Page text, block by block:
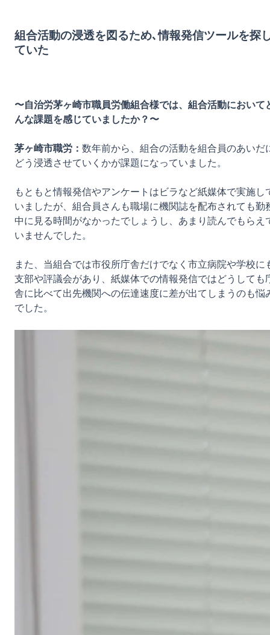
組合活動の浸透を図るため､情報発信ツールを探
ていた
〜自治労茅ヶ崎市職員労働組合様では、組合活動において
んな課題を感じていましたか？〜
茅ヶ崎市職労： 数年前から、組合の活動を組合員のあいだ
どう浸透させていくかが課題になっていました。
もともと情報発信やアンケートはビラなど紙媒体で実施し
いましたが、組合員さんも職場に機関誌を配布されても勤
中に見る時間がなかったでしょうし、あまり読んでもらえ
いませんでした。
また、当組合では市役所庁舎だけでなく市立病院や学校に
支部や評議会があり、紙媒体での情報発信ではどうしても
舎に比べて出先機関への伝達速度に差が出てしまうのも悩
でした。